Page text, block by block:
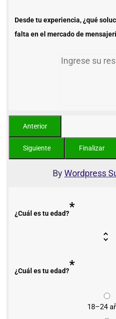
Desde tu experiencia, ¿qué
falta en el mercado de
ByWordpress
¿Cuál es tu edad?*
¿Cuál es tu edad?*
18–24